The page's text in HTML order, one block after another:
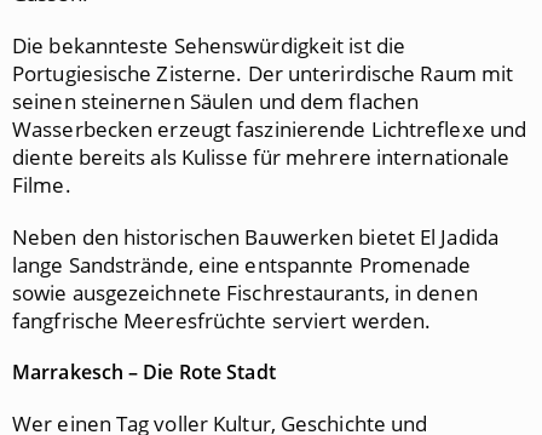
Die bekannteste Sehenswürdigkeit ist die
Portugiesische Zisterne. Der unterirdische Raum mit
seinen steinernen Säulen und dem flachen
Wasserbecken erzeugt faszinierende Lichtreflexe und
diente bereits als Kulisse für mehrere internationale
Filme.
Neben den historischen Bauwerken bietet El Jadida
lange Sandstrände, eine entspannte Promenade
sowie ausgezeichnete Fischrestaurants, in denen
fangfrische Meeresfrüchte serviert werden.
Marrakesch – Die Rote Stadt
Wer einen Tag voller Kultur, Geschichte und